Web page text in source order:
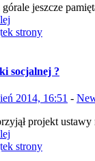
jeszcze
strony
socjalnej ?
2014, 16:51 -
projekt
strony